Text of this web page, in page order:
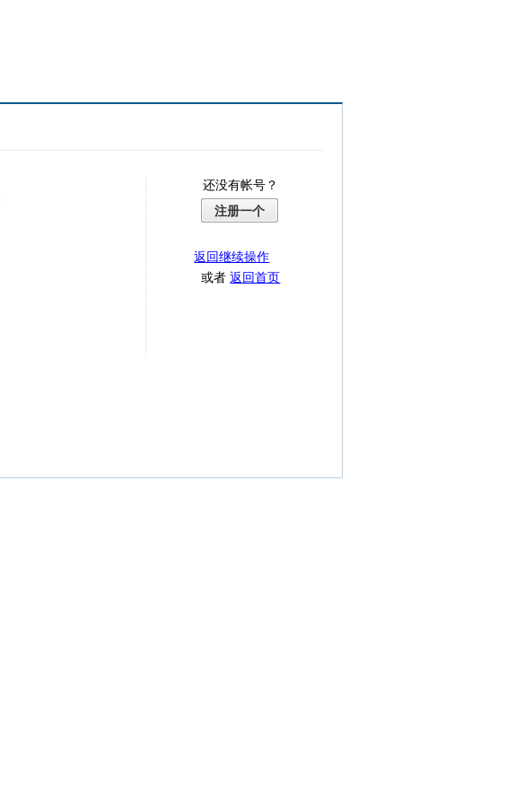
还没有帐号？
注册一个
返回继续操作
或者返回首页